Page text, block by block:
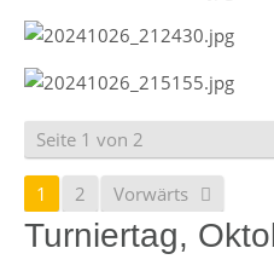
Seite 1 von 2
1 2 Vorwärts
Turniertag,